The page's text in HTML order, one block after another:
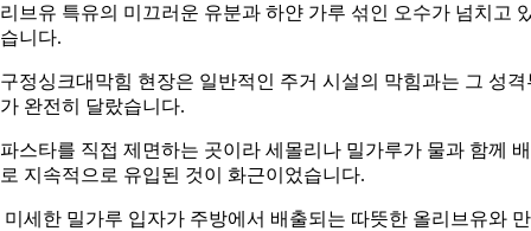
브유 특유의 미끄러운 유분과 하얀 가루 섞인 오수가 넘치고
니다.
정싱크대막힘 현장은 일반적인 주거 시설의 막힘과는 그 성격
완전히 달랐습니다.
스타를 직접 제면하는 곳이라 세몰리나 밀가루가 물과 함께
지속적으로 유입된 것이 화근이었습니다.
미세한 밀가루 입자가 주방에서 배출되는 따뜻한 올리브유와